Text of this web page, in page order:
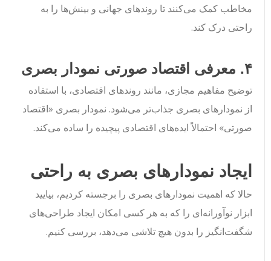
مخاطب کمک می‌کنند تا روندهای جهانی و بینش‌ها را به
راحتی درک کند.
۴. معرفی اقتصاد صورتی نمودار بصری
توضیح مفاهیم مجازی، مانند روندهای اقتصادی، با استفاده
از نمودارهای بصری جذاب‌تر می‌شود. نمودار بصری «اقتصاد
صورتی» احتمالاً ایده‌های اقتصادی پیچیده را ساده می‌کند.
ایجاد نمودارهای بصری به راحتی
حالا که اهمیت نمودارهای بصری را برجسته کردیم، بیایید
ابزار نوآورانه‌ای را که به هر کسی امکان ایجاد طراحی‌های
شگفت‌انگیز را بدون هیچ تلاشی می‌دهد، بررسی کنیم.